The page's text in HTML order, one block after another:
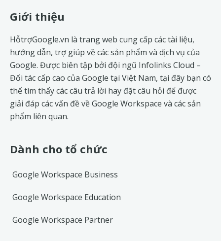
Footer
Giới thiệu
HỗtrợGoogle.vn là trang web cung cấp các tài liệu,
hướng dẫn, trợ giúp về các sản phẩm và dịch vụ của
Google. Được biên tập bởi đội ngũ Infolinks Cloud –
Đối tác cấp cao của Google tại Việt Nam, tại đây bạn có
thể tìm thấy các câu trả lời hay đặt câu hỏi để được
giải đáp các vấn đề vềGoogle Workspace và các sản
phẩm liên quan.
Dành cho tổ chức
Google Workspace Business
Google Workspace Education
Google Workspace Partner